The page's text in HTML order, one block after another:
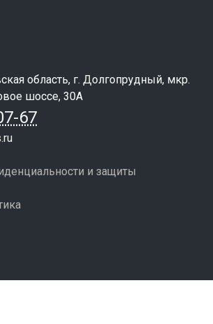
область, г. Долгопрудный, мкр.
шоссе, 30А
67
и защиты